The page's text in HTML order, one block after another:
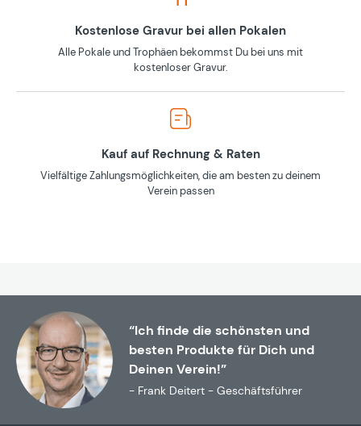
Kostenlose Gravur bei allen Pokalen
Alle Pokale und Trophäen bekommst Du bei uns mit
kostenloser Gravur.
Kauf auf Rechnung & Raten
Vielfältige Zahlungsmöglichkeiten, die am besten zu deinem
Verein passen
“Ich finde die schönsten und
besten Produkte für Dich und
Deinen Verein!”
- Frank Deitert - Geschäftsführer